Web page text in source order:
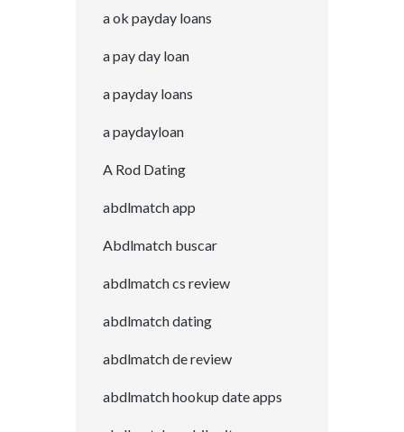
a ok payday loans
a pay day loan
a payday loans
a paydayloan
A Rod Dating
abdlmatch app
Abdlmatch buscar
abdlmatch cs review
abdlmatch dating
abdlmatch de review
abdlmatch hookup date apps